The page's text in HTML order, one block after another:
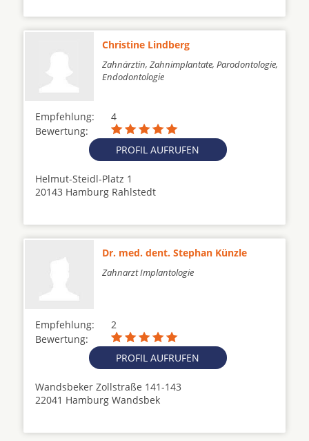
Christine Lindberg
Zahnärztin, Zahnimplantate, Parodontologie,
Endodontologie
Empfehlung:
4
Bewertung:
PROFIL AUFRUFEN
Helmut-Steidl-Platz 1
20143 Hamburg Rahlstedt
Dr. med. dent. Stephan Künzle
Zahnarzt Implantologie
Empfehlung:
2
Bewertung:
PROFIL AUFRUFEN
Wandsbeker Zollstraße 141-143
22041 Hamburg Wandsbek